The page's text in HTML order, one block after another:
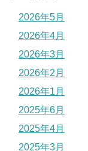
2026年5月
2026年4月
2026年3月
2026年2月
2026年1月
2025年6月
2025年4月
2025年3月